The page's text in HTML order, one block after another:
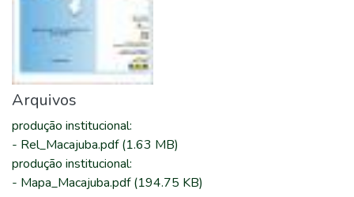
Arquivos
produção institucional:
- Rel_Macajuba.pdf(1.63 MB)
produção institucional:
- Mapa_Macajuba.pdf(194.75 KB)